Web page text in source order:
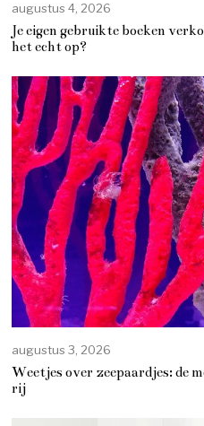
augustus 4, 2026
Je eigen gebruikte boeken
het echt op?
augustus 3, 2026
Weetjes over zeepaardjes: de
rij